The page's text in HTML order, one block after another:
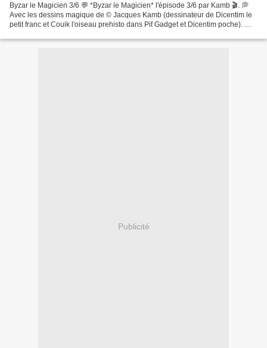
Byzar le Magicien 3/6 💬 *Byzar le Magicien* l'épisode 3/6 par Kamb 🎬. 💭
Avec les dessins magique de © Jacques Kamb (dessinateur de Dicentim le
petit franc et Couik l'oiseau prehisto dans Pif Gadget et Dicentim poche). 🗯️
Publicité